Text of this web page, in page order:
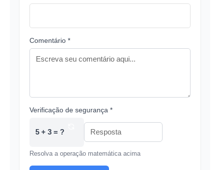
Comentário *
Verificação de segurança *
5 + 3 = ?
Resolva a operação matemática acima